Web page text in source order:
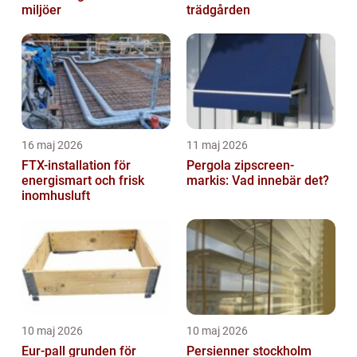
miljöer
trädgården
16 maj 2026
FTX-installation för
energismart och frisk
inomhusluft
11 maj 2026
Pergola zipscreen-
markis: Vad innebär det?
10 maj 2026
Eur-pall grunden för
10 maj 2026
Persienner stockholm